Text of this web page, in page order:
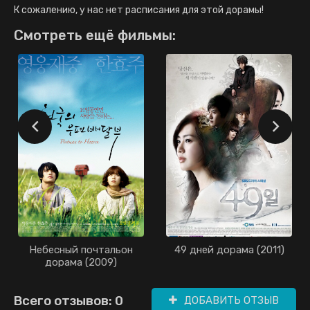
К сожалению, у нас нет расписания для этой дорамы!
Смотреть ещё фильмы:
Небесный почтальон
дорама (2009)
49 дней дорама (2011)
Всего отзывов: 0 ДОБАВИТЬ ОТЗЫВ